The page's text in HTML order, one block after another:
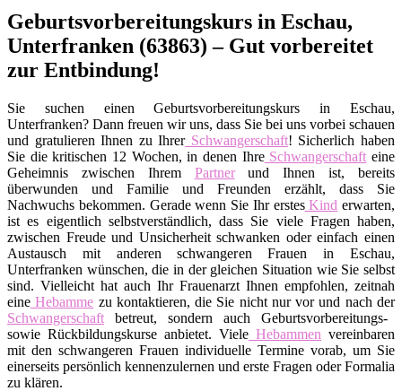
Geburtsvorbereitungskurs in Eschau,
Unterfranken (63863) – Gut vorbereitet
zur Entbindung!
Sie suchen einen Geburtsvorbereitungskurs in Eschau,
Unterfranken? Dann freuen wir uns, dass Sie bei uns vorbei schauen
und gratulieren Ihnen zu IhrerSchwangerschaft! Sicherlich haben
Sie die kritischen 12 Wochen, in denen IhreSchwangerschaft eine
Geheimnis zwischen Ihrem Partnerund Ihnen ist, bereits
überwunden und Familie und Freunden erzählt, dass Sie
Nachwuchs bekommen. Gerade wenn Sie Ihr erstesKind erwarten,
ist es eigentlich selbstverständlich, dass Sie viele Fragen haben,
zwischen Freude und Unsicherheit schwanken oder einfach einen
Austausch mit anderen schwangeren Frauen in Eschau,
Unterfranken wünschen, die in der gleichen Situation wie Sie selbst
sind. Vielleicht hat auch Ihr Frauenarzt Ihnen empfohlen, zeitnah
eine Hebamme zu kontaktieren, die Sie nicht nur vor und nach der
Schwangerschaft betreut, sondern auch Geburtsvorbereitungs-
sowie Rückbildungskurse anbietet. Viele Hebammen vereinbaren
mit den schwangeren Frauen individuelle Termine vorab, um Sie
einerseits persönlich kennenzulernen und erste Fragen oder Formalia
zu klären.